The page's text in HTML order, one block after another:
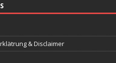
& Disclaimer